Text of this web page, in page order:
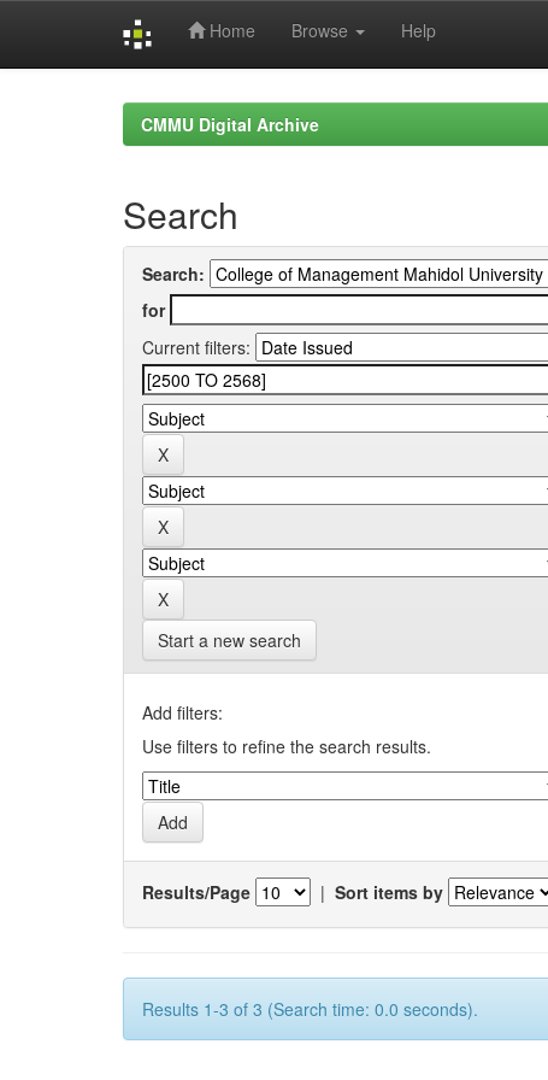
Home Browse Help
CMMU Digital Archive
Search
Search:
for
Current filters:
Start a new search
Add filters:
Use filters to refine the search results.
Results/Page | Sort items by
Results 1-3 of 3 (Search time: 0.0 seconds).